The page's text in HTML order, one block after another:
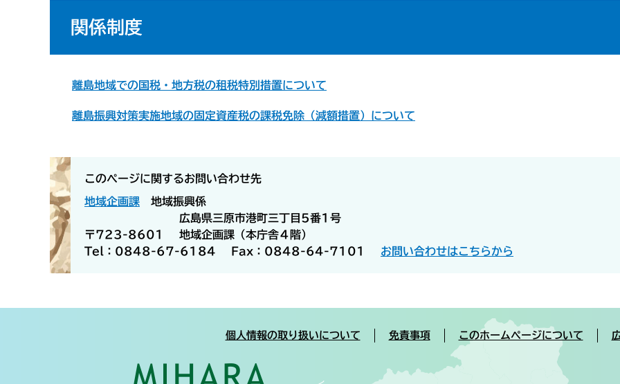
関係制度
離島地域での国税・地方税の租税特別措置について​
離島振興対策実施地域の固定資産税の課税免除（減額措置）について
このページに関するお問い合わせ先
地域企画課 地域振興係
〒723-8601
広島県三原市港町三丁目5番1号
地域企画課（本庁舎４階）
Tel：0848-67-6184
Fax：0848-64-7101 お問い合わせはこちらから
個人情報の取り扱いについて 免責事項 このホームページについて